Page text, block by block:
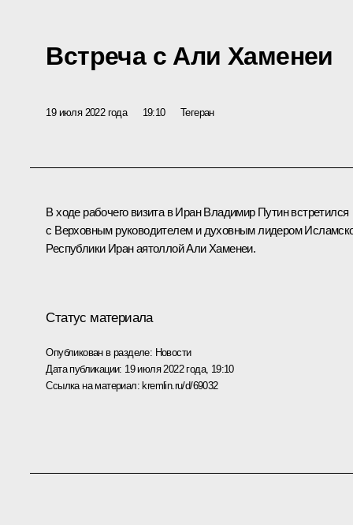
Встреча с Али Хаменеи
19 июля 2022 года 19:10 Тегеран
В ходе рабочего визита в Иран Владимир Путин встретился
с Верховным руководителем и духовным лидером
Республики Иран аятоллой Али Хаменеи.
Статус материала
Опубликован в разделе: Новости
Дата публикации: 19 июля 2022 года, 19:10
Ссылка на материал:kremlin.ru/d/69032